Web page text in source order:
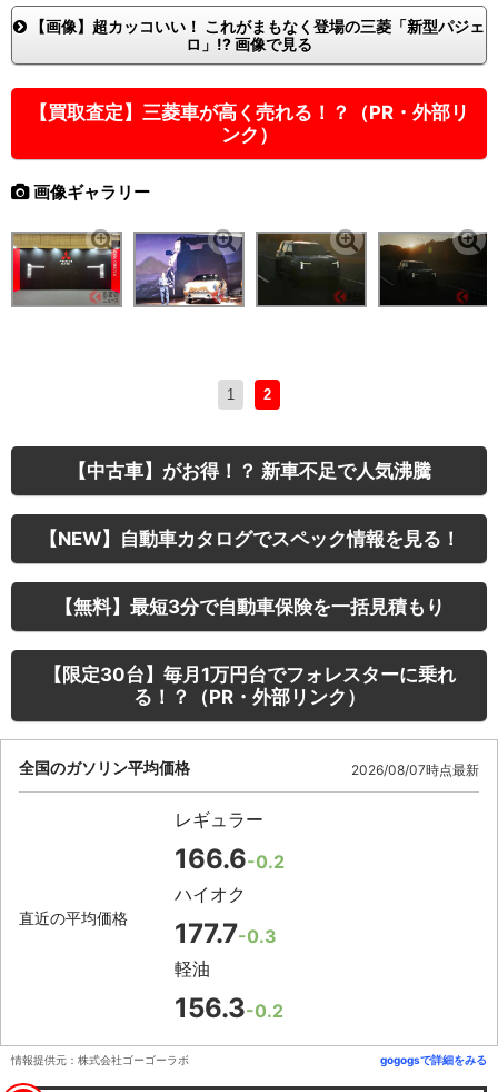
【画像】超カッコいい！ これがまもなく登場の三菱「新型パジェ
ロ」!? 画像で見る
【買取査定】三菱車が高く売れる！？（PR・外部リ
ンク）
画像ギャラリー
1 2
【中古車】がお得！？ 新車不足で人気沸騰
【NEW】自動車カタログでスペック情報を見る！
【無料】最短3分で自動車保険を一括見積もり
【限定30台】毎月1万円台でフォレスターに乗れ
る！？（PR・外部リンク）
全国のガソリン平均価格 2026/08/07時点最新
直近の平均価格
レギュラー
166.6-0.2
ハイオク
177.7-0.3
軽油
156.3-0.2
情報提供元：株式会社ゴーゴーラボ gogogsで詳細をみる